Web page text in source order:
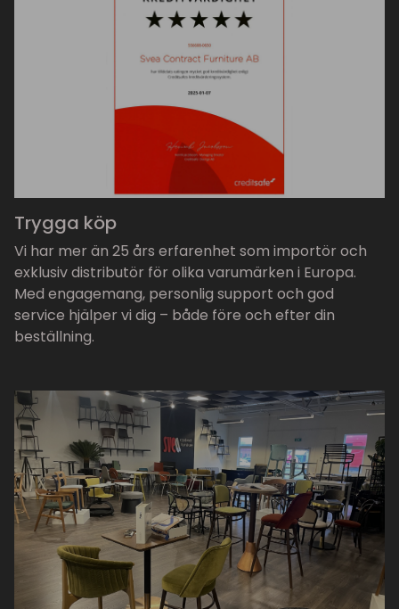
Trygga köp
Vi har mer än 25 års erfarenhet som importör och
exklusiv distributör för olika varumärken i Europa.
Med engagemang, personlig support och god
service hjälper vi dig – både före och efter din
beställning.